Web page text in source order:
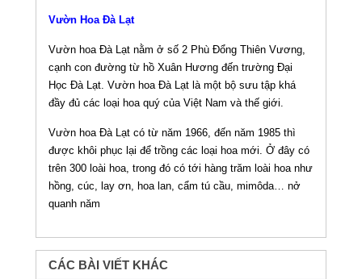
Vườn Hoa Đà Lạt
Vườn hoa Đà Lạt nằm ở số 2 Phù Đổng Thiên Vương,
cạnh con đường từ hồ Xuân Hương đến trường Đại
Học Đà Lạt. Vườn hoa Đà Lạt là một bộ sưu tập khá
đầy đủ các loại hoa quý của Việt Nam và thế giới.
Vườn hoa Đà Lạt có từ năm 1966, đến năm 1985 thì
được khôi phục lại để trồng các loại hoa mới. Ở đây có
trên 300 loài hoa, trong đó có tới hàng trăm loài hoa như
hồng, cúc, lay ơn, hoa lan, cẩm tú cầu, mimôda… nở
quanh năm
CÁC BÀI VIẾT KHÁC